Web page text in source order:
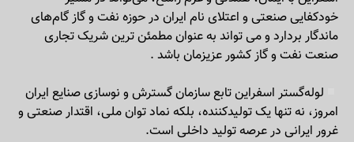
خودکفایی صنعتی و اعتلای نام ایران در حوزه نفت و گاز گام‌های
ماندگار بردارد و می تواند به عنوان مطمئن ترین شریک تجاری
صنعت نفت و گاز کشور عزیزمان باشد .
لوله‌گستر اسفراین تابع سازمان گسترش و نوسازی صنایع ایران
امروز، نه‌ تنها یک تولیدکننده، بلکه نماد توان ملی، اقتدار صنعتی و
غرور ایرانی در عرصه تولید داخلی است.